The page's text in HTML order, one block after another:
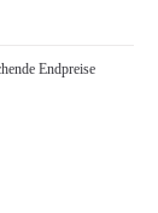
Endpreise